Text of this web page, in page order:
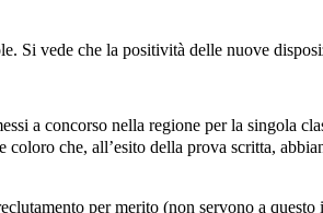
Si vede che la positività delle nuove
a concorso nella regione per la singola
che, all’esito della prova scritta,
per merito (non servono a questo